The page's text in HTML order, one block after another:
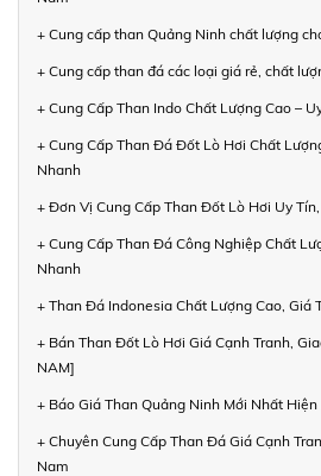
+ Cung cấp than Quảng Ninh chất lượng
+ Cung cấp than đá các loại giá rẻ, chất
+ Cung Cấp Than Indo Chất Lượng Cao –
+ Cung Cấp Than Đá Đốt Lò Hơi Chất
Nhanh
+ Đơn Vị Cung Cấp Than Đốt Lò Hơi Uy
+ Cung Cấp Than Đá Công Nghiệp Chất
Nhanh
+ Than Đá Indonesia Chất Lượng Cao, Giá
+ Bán Than Đốt Lò Hơi Giá Cạnh Tranh,
NAM]
+ Báo Giá Than Quảng Ninh Mới Nhất Hiện
+ Chuyên Cung Cấp Than Đá Giá Cạnh
Nam